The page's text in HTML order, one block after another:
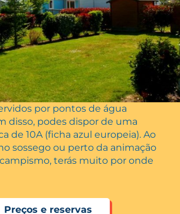
em estado bruto! Os nossos
têm uma dimensão média de
por pontos de água
disso, podes dispor de uma
de 10A (ficha azul europeia). Ao
sossego ou perto da animação
terás muito por onde
Preços e reservas